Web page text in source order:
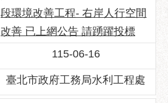
段環境改善工程- 右岸人行空間
改善 已上網公告 請踴躍投標
115-06-16
臺北市政府工務局水利工程處